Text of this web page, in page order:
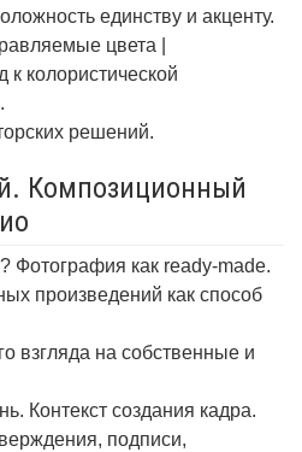
единству и акценту.
цвета |
колористической
решений.
Композиционный
Фотография как ready-made.
произведений как способ
взгляда на собственные и
Контекст создания кадра.
подписи,